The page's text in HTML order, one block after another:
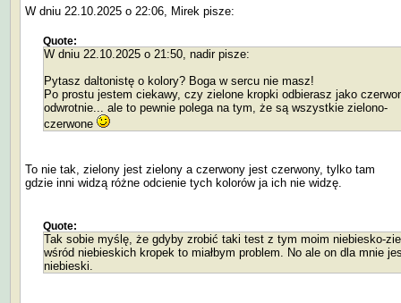
W dniu 22.10.2025 o 22:06, Mirek pisze:
Quote:
W dniu 22.10.2025 o 21:50, nadir pisze:
Pytasz daltonistę o kolory? Boga w sercu nie masz!
Po prostu jestem ciekawy, czy zielone kropki odbierasz jako
odwrotnie... ale to pewnie polega na tym, że są wszystkie zielono-
czerwone
To nie tak, zielony jest zielony a czerwony jest czerwony, tylko tam
gdzie inni widzą różne odcienie tych kolorów ja ich nie widzę.
Quote:
Tak sobie myślę, że gdyby zrobić taki test z tym moim niebiesko-
wśród niebieskich kropek to miałbym problem. No ale on dla mnie
niebieski.